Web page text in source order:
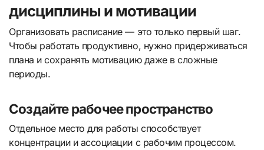
дисциплины и мотивации
Организовать расписание — это только первый шаг.
Чтобы работать продуктивно, нужно придерживаться
плана и сохранять мотивацию даже в сложные
периоды.
Создайте рабочее пространство
Отдельное место для работы способствует
концентрации и ассоциации с рабочим процессом.